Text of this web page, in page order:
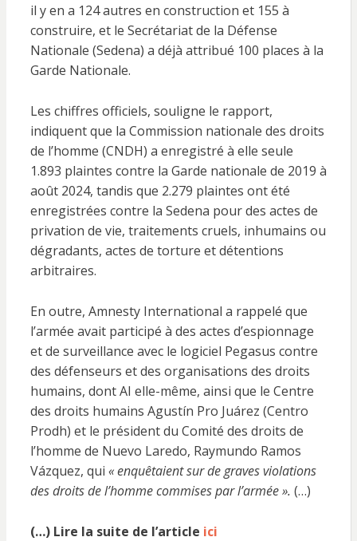
il y en a 124 autres en construction et 155 à
construire, et le Secrétariat de la Défense
Nationale (Sedena) a déjà attribué 100 places à la
Garde Nationale.
Les chiffres officiels, souligne le rapport,
indiquent que la Commission nationale des droits
de l’homme (CNDH) a enregistré à elle seule
1.893 plaintes contre la Garde nationale de 2019 à
août 2024, tandis que 2.279 plaintes ont été
enregistrées contre la Sedena pour des actes de
privation de vie, traitements cruels, inhumains ou
dégradants, actes de torture et détentions
arbitraires.
En outre, Amnesty International a rappelé que
l’armée avait participé à des actes d’espionnage
et de surveillance avec le logiciel Pegasus contre
des défenseurs et des organisations des droits
humains, dont AI elle-même, ainsi que le Centre
des droits humains Agustín Pro Juárez (Centro
Prodh) et le président du Comité des droits de
l’homme de Nuevo Laredo, Raymundo Ramos
Vázquez, qui « enquêtaient sur de graves violations
des droits de l’homme commises par l’armée ». (…)
(…) Lire la suite de l’article ici